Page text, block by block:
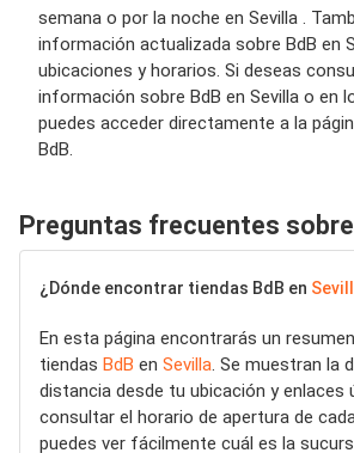
semana o por la noche en Sevilla .
información actualizada sobre BdB en
ubicaciones y horarios. Si deseas
información sobre BdB en Sevilla o en
puedes acceder directamente a la
BdB.
Preguntas frecuentes sobre
¿Dónde encontrar tiendas BdB en
En esta página encontrarás un
tiendas BdB en Sevilla. Se muestran la
distancia desde tu ubicación y enlaces
consultar el horario de apertura de
puedes ver fácilmente cuál es la